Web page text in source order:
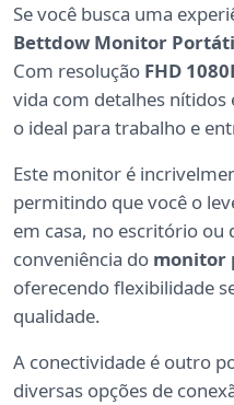
Se você busca uma
Bettdow Monitor
Com resolução FHD
vida com detalhes
o ideal para trabalho e
Este monitor é
permitindo que você o
em casa, no escritório ou
conveniência do monitor
oferecendo flexibilidade
qualidade.
A conectividade é outro
diversas opções de